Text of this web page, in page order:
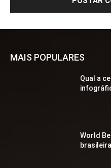
MAIS POPULARES
Qual a
World